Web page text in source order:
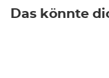
Das könnte